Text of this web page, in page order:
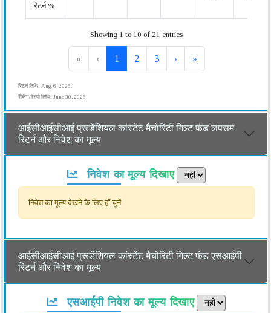
रिटर्न %
Showing 1 to 10 of 21 entries
« ‹ 1 2 3 › »
रिटर्न तिथि: Aug. 6, 2026.
रैंकिंग/रेश्यो तिथि: June 30, 2026
आईसीआईसीआई प्रूडेंशियल कांस्टेंट मैचोरिटी गिल्ट फंड लंपसम
रिटर्न और निवेश का मूल्य
निवेश का मूल्य दिखाए
निवेश का मूल्य देखने के लिए हाँ चुनें
आईसीआईसीआई प्रूडेंशियल कांस्टेंट मैचोरिटी गिल्ट फंड एसआईपी
रिटर्न और निवेश का मूल्य
एसआईपी निवेश का मूल्य दिखाए